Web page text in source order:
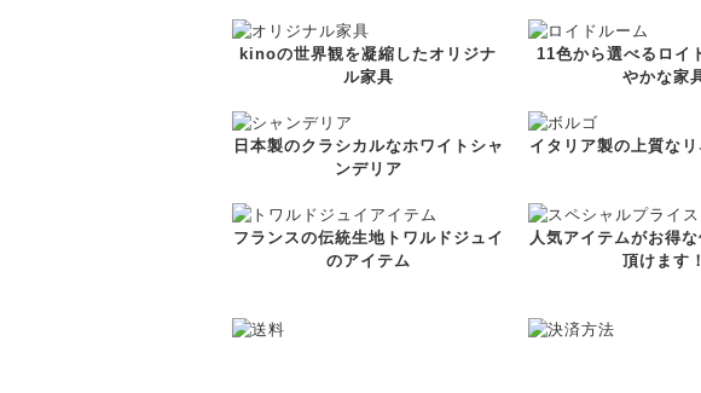
kinoの世界観を凝縮したオリジナ
ル家具
11色から選べるロイ
やかな家
日本製のクラシカルなホワイトシャ
ンデリア
イタリア製の上質な
フランスの伝統生地トワルドジュイ
のアイテム
人気アイテムがお得
頂けます！